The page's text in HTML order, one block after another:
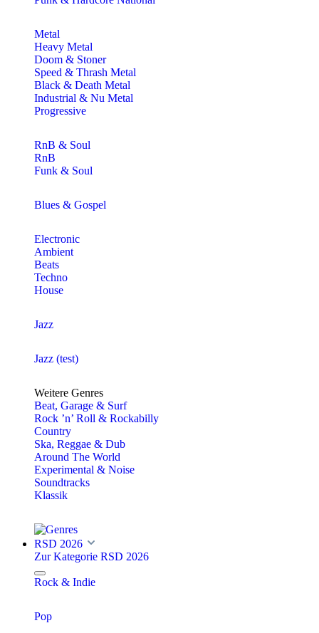
Metal
Heavy Metal
Doom & Stoner
Speed & Thrash Metal
Black & Death Metal
Industrial & Nu Metal
Progressive
RnB & Soul
RnB
Funk & Soul
Blues & Gospel
Electronic
Ambient
Beats
Techno
House
Jazz
Jazz (test)
Weitere Genres
Beat, Garage & Surf
Rock ’n’ Roll & Rockabilly
Country
Ska, Reggae & Dub
Around The World
Experimental & Noise
Soundtracks
Klassik
RSD 2026
Zur Kategorie RSD 2026
Rock & Indie
Pop